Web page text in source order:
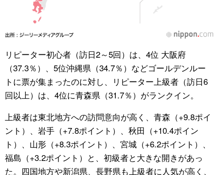
リピーター初心者（訪日2～5回）は、4位 大阪府
（37.3％）、5位沖縄県（34.7％）などゴールデンルー
トに票が集まったのに対し、リピーター上級者（訪日6
回以上）は、4位に青森県（31.7％）がランクイン。
上級者は東北地方への訪問意向が高く、青森（+9.8ポイ
ント）、岩手（+7.8ポイント）、秋田（+10.4ポイン
ト）、山形（+8.3ポイント）、宮城（+6.2ポイント）、
福島（+3.2ポイント）と、初級者と大きな開きがあっ
た。四国地方や新潟県、長野県も上級者に人気が高く、